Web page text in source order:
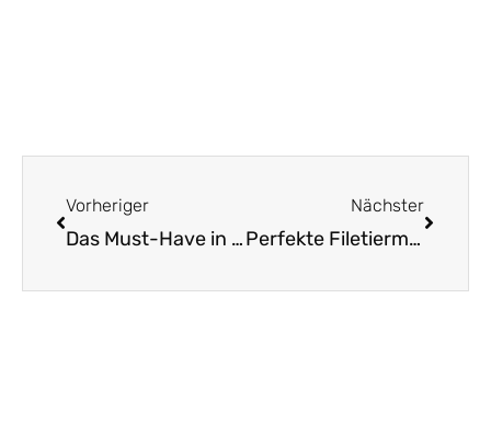
Vorheriger
Das Must-Have in der Küche: Das unverzichtbare Gemüsemesser
Nächster
Perfekte Filetiermesser aus Solingen für Küche und Grill